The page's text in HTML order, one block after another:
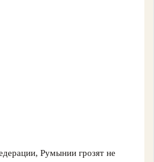
Румынии грозят не